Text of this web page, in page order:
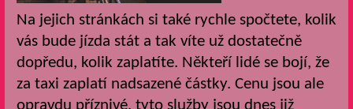
Na jejich stránkách si také rychle spočtete, kolik
vás bude jízda stát a tak víte už dostatečně
dopředu, kolik zaplatíte. Někteří lidé se bojí, že
za taxi zaplatí nadsazené částky. Cenu jsou ale
opravdu příznivé, tyto služby jsou dnes již